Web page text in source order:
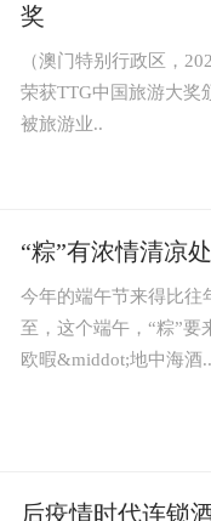
奖
（澳门特别行政区，
荣获TTG中国旅游大奖
被旅游业..
​“粽”有浓情清凉
今年的端午节来得比往
至，这个端午，“粽”
欧暇&middot;地中海酒..
后疫情时代连锁